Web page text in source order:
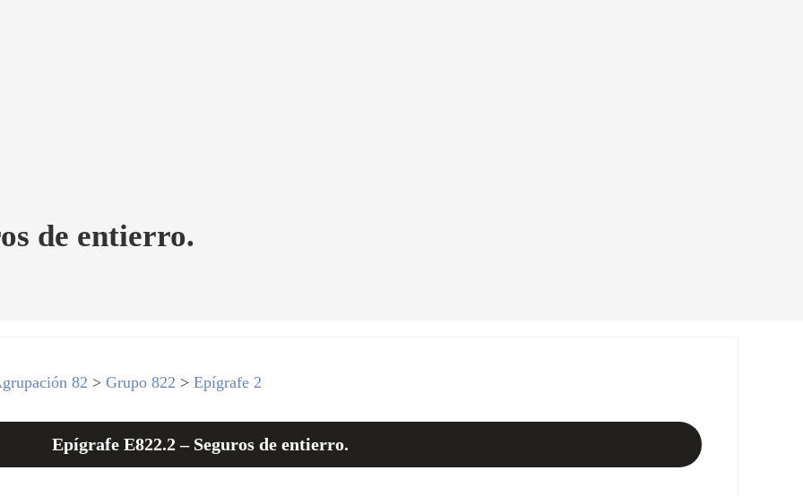
de entierro.
82 >Grupo 822 >Epígrafe 2
Epígrafe E822.2 – Seguros de entierro.